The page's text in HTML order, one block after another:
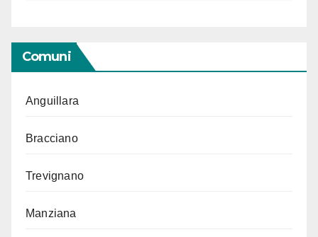
Comuni
Anguillara
Bracciano
Trevignano
Manziana